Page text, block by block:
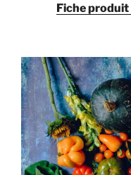
Fiche produit